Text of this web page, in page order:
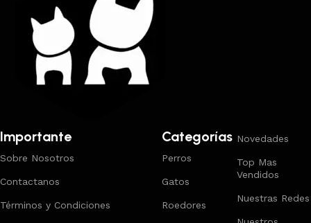
Importante
Sobre Nosotros
Contactanos
Términos y Condiciones
Categorías
Perros
Gatos
Roedores
Novedades
Top Mas
Vendidos
Nuestras Redes